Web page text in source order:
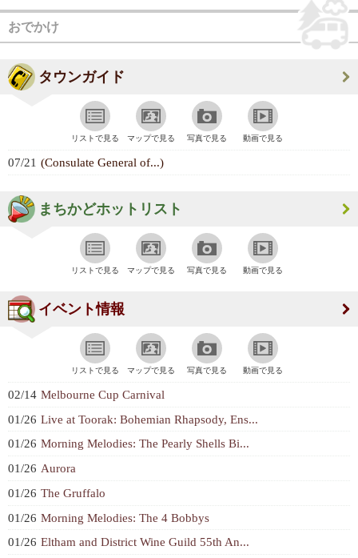
おでかけ
タウンガイド
リストで見る マップで見る 写真で見る 動画で見る
07/21 (Consulate General of...)
まちかどホットリスト
リストで見る マップで見る 写真で見る 動画で見る
イベント情報
リストで見る マップで見る 写真で見る 動画で見る
02/14 Melbourne Cup Carnival
01/26 Live at Toorak: Bohemian Rhapsody, Ens...
01/26 Morning Melodies: The Pearly Shells Bi...
01/26 Aurora
01/26 The Gruffalo
01/26 Morning Melodies: The 4 Bobbys
01/26 Eltham and District Wine Guild 55th An...